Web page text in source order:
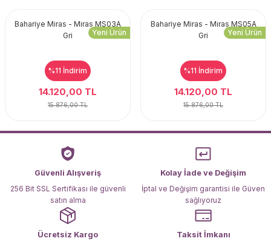
Yeni Ürün
Bahariye Miras - Miras MS03A
Gri
%11 İndirim
14.120,00 TL
15.876,00 TL
Yeni Ürün
Bahariye Miras - Miras MS05A
Gri
%11 İndirim
14.120,00 TL
15.876,00 TL
Güvenli Alışveriş
256 Bit SSL Sertifikası ile güvenli
satın alma
Kolay İade ve Değişim
İptal ve Değişim garantisi ile Güven
sağlıyoruz
Ücretsiz Kargo
Taksit İmkanı